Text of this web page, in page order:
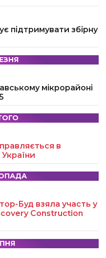
підтримувати збірну
мікрорайоні
в
Буд взяла участь у
Construction